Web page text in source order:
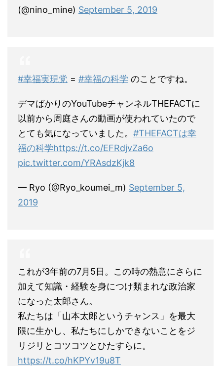
(@nino_mine) September 5, 2019
#幸福実現党 = #幸福の科学 のことですね。
デマばかりのYouTubeチャンネルTHEFACTに
以前から周庭さんの動画が使われていたので
とても気になっていました。 #THEFACTは幸
福の科学https://t.co/EFRdjvZa6o
pic.twitter.com/YRAsdzKjk8
— Ryo (@Ryo_koumei_m) September 5,
2019
これが3年前の7月5日。この時の熱意にさらに
加えて知識・経験を身につけ類まれな政治家
になった太郎さん。
私たちは「山本太郎というチャンス」を最大
限に生かし、私たちにしかできないことをジ
リジリとコツコツとひたすらに。
https://t.co/hKPYv19u8T